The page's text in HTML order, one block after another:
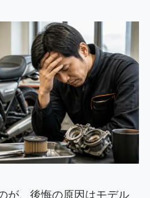
が、後悔の原因はモデル